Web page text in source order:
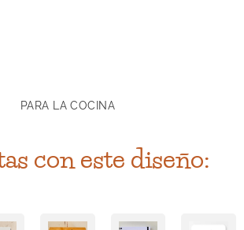
PARA LA COCINA
con este diseño: